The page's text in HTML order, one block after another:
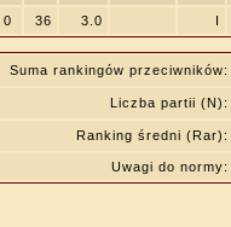
0 36 3.0 I
Suma rankingów przeciwników:
Liczba partii (N):
Ranking średni (Rar):
Uwagi do normy: